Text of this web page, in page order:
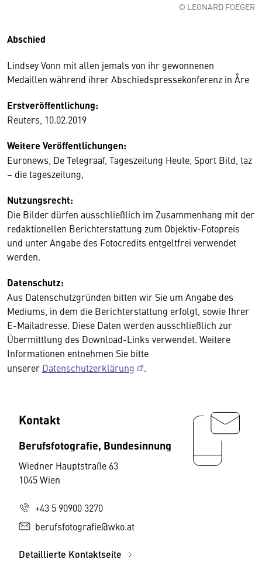
© LEONARD FOEGER
Abschied
Lindsey Vonn mit allen jemals von ihr gewonnenen
Medaillen während ihrer Abschiedspressekonferenz in Åre
Erstveröffentlichung:
Reuters, 10.02.2019
Weitere Veröffentlichungen:
Euronews, De Telegraaf, Tageszeitung Heute, Sport Bild, taz
– die tageszeitung,
Nutzungsrecht:
Die Bilder dürfen ausschließlich im Zusammenhang mit der
redaktionellen Berichterstattung zum Objektiv-Fotopreis
und unter Angabe des Fotocredits entgeltfrei verwendet
werden.
Datenschutz:
Aus Datenschutzgründen bitten wir Sie um Angabe des
Mediums, in dem die Berichterstattung erfolgt, sowie Ihrer
E-Mailadresse. Diese Daten werden ausschließlich zur
Übermittlung des Download-Links verwendet. Weitere
Informationen entnehmen Sie bitte
unserer Datenschutzerklärung .
Kontakt
Berufsfotografie, Bundesinnung
Wiedner Hauptstraße 63
1045 Wien
+43 5 90900 3270
berufsfotografie@wko.at
Detaillierte Kontaktseite